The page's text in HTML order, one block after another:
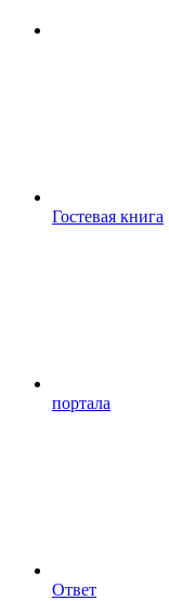
Гостевая книга
портала
Ответ